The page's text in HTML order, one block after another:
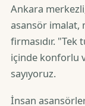
Ankara
asansör imalat,
firmasıdır. "Tek
içinde konforlu
sayıyoruz.
İnsan